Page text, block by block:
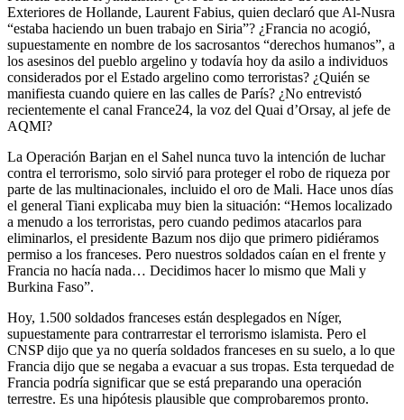
Exteriores de Hollande, Laurent Fabius, quien declaró que Al-Nusra
“estaba haciendo un buen trabajo en Siria”? ¿Francia no acogió,
supuestamente en nombre de los sacrosantos “derechos humanos”, a
los asesinos del pueblo argelino y todavía hoy da asilo a individuos
considerados por el Estado argelino como terroristas? ¿Quién se
manifiesta cuando quiere en las calles de París? ¿No entrevistó
recientemente el canal France24, la voz del Quai d’Orsay, al jefe de
AQMI?
La Operación Barjan en el Sahel nunca tuvo la intención de luchar
contra el terrorismo, solo sirvió para proteger el robo de riqueza por
parte de las multinacionales, incluido el oro de Mali. Hace unos días
el general Tiani explicaba muy bien la situación: “Hemos localizado
a menudo a los terroristas, pero cuando pedimos atacarlos para
eliminarlos, el presidente Bazum nos dijo que primero pidiéramos
permiso a los franceses. Pero nuestros soldados caían en el frente y
Francia no hacía nada… Decidimos hacer lo mismo que Mali y
Burkina Faso”.
Hoy, 1.500 soldados franceses están desplegados en Níger,
supuestamente para contrarrestar el terrorismo islamista. Pero el
CNSP dijo que ya no quería soldados franceses en su suelo, a lo que
Francia dijo que se negaba a evacuar a sus tropas. Esta terquedad de
Francia podría significar que se está preparando una operación
terrestre. Es una hipótesis plausible que comprobaremos pronto.